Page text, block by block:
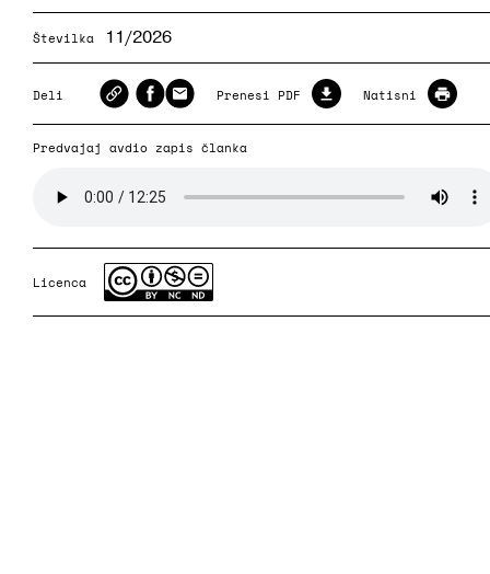
Številka 11/2026
Deli Prenesi PDF Natisni
Predvajaj avdio zapis članka
Licenca